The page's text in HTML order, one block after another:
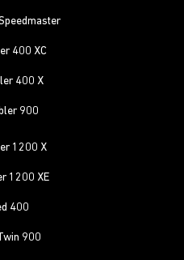
400 XC
400 X
900
1200 X
1200 XE
400
900